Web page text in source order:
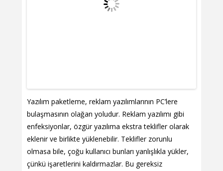
Yazılım paketleme, reklam yazılımlarının PC’lere
bulaşmasının olağan yoludur. Reklam yazılımı gibi
enfeksiyonlar, özgür yazılıma ekstra teklifler olarak
eklenir ve birlikte yüklenebilir. Teklifler zorunlu
olmasa bile, çoğu kullanıcı bunları yanlışlıkla yükler,
çünkü işaretlerini kaldırmazlar. Bu gereksiz